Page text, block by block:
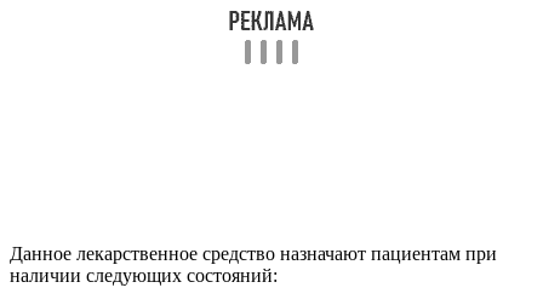
Данное лекарственное средство назначают пациентам при
наличии следующих состояний: